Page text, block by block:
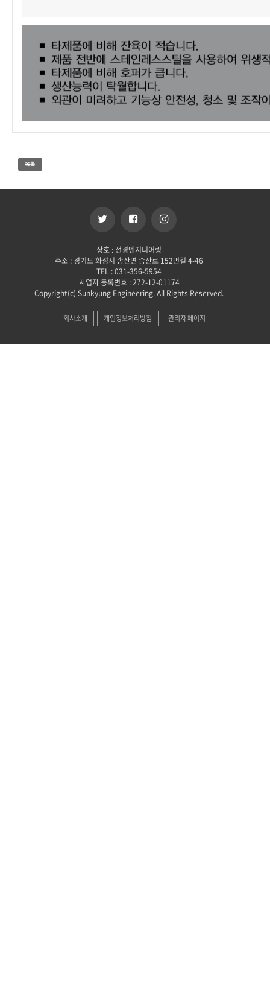
상호 : 선경엔지니어링
주소 : 경기도 화성시 송산면 송산로 152번길 4-46
TEL : 031-356-5954
사업자 등록번호 : 272-12-01174
Copyright(c) Sunkyung Engineering. All Rights Reserved.
회사소개 개인정보처리방침 관리자 페이지